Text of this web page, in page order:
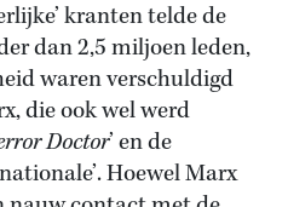
kranten telde de
dan 2,5 miljoen leden,
waren verschuldigd
die ook wel werd
Doctor’ en de
Hoewel Marx